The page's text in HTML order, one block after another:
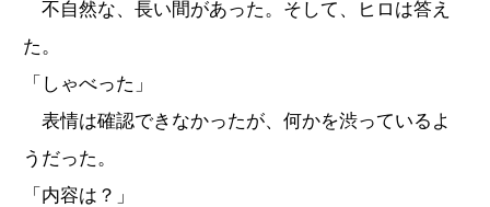
不自然な、長い間があった。そして、ヒロは答え
た。
「しゃべった」
表情は確認できなかったが、何かを渋っているよ
うだった。
「内容は？」